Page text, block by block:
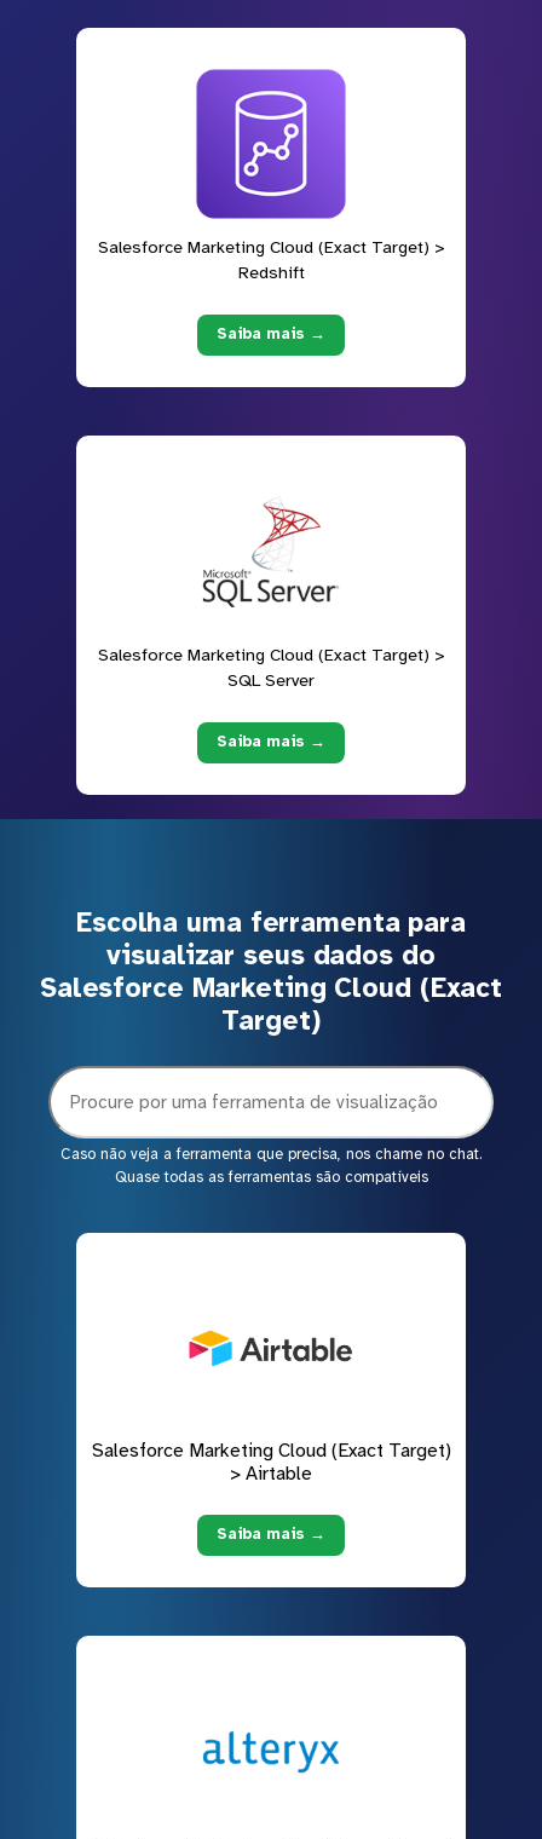
Salesforce Marketing Cloud (Exact Target) >
Redshift
Saiba mais →
Salesforce Marketing Cloud (Exact Target) >
SQL Server
Saiba mais →
Escolha uma ferramenta para
visualizar seus dados do
Salesforce Marketing Cloud (Exact
Target)
Caso não veja a ferramenta que precisa, nos chame no chat.
Quase todas as ferramentas são compatíveis
Salesforce Marketing Cloud (Exact Target)
> Airtable
Saiba mais →